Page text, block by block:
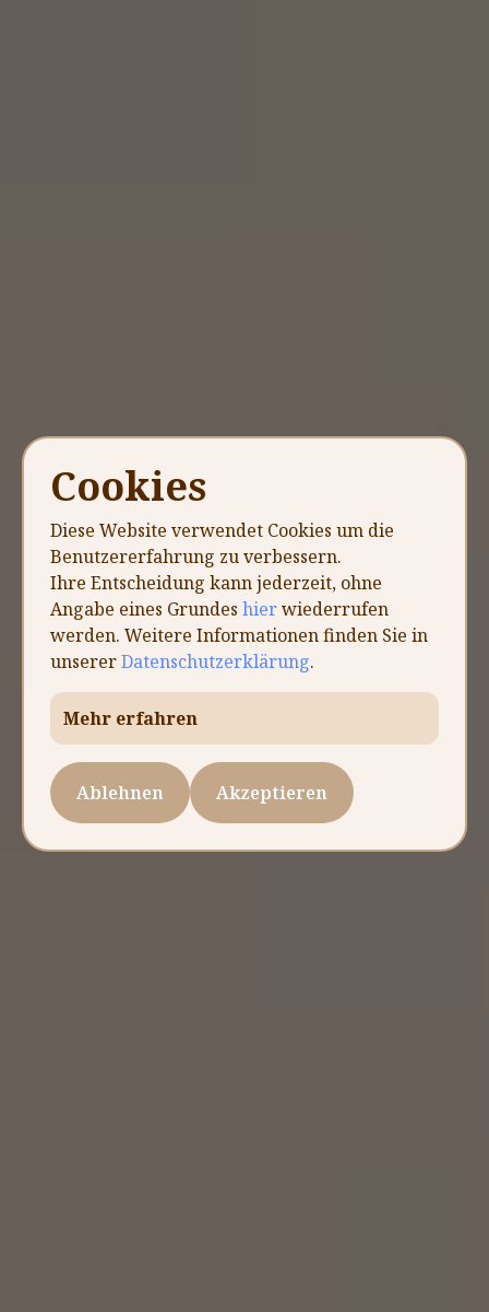
Cookies
Diese Website verwendet Cookies um die
Benutzererfahrung zu verbessern.
Ihre Entscheidung kann jederzeit, ohne
Angabe eines Grundes hierwiederrufen
werden. Weitere Informationen finden Sie in
unsererDatenschutzerklärung.
Mehr erfahren
Ablehnen Akzeptieren
Wissenschaftlich
fundierte
Ernährungsberatung
Therapie auf persönlicher
Ebene